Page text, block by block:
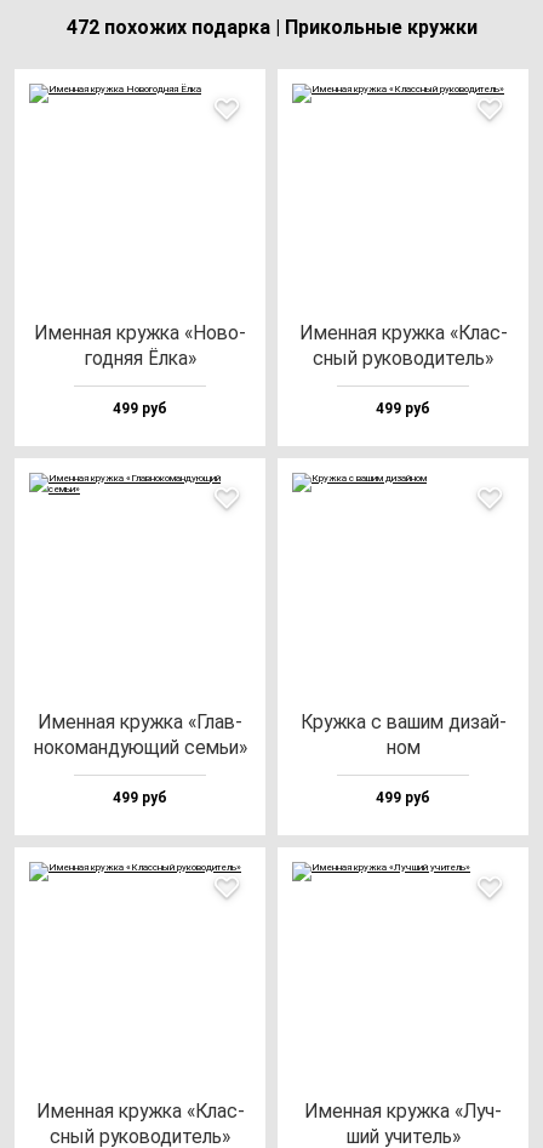
472 похожих подарка | Прикольные кружки
Имен­ная круж­ка «Ново­
год­няя Ёлка»
499 руб
Имен­ная круж­ка «Клас­
сный ру­ко­во­ди­тель»
499 руб
Имен­ная круж­ка «Глав­
но­ко­ман­ду­ющий семьи»
499 руб
Круж­ка с ва­шим ди­зай­
ном
499 руб
Имен­ная круж­ка «Клас­
сный ру­ко­во­ди­тель»
Имен­ная круж­ка «Луч­
ший учи­тель»